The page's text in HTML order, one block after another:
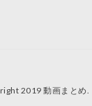
2019動画まとめ